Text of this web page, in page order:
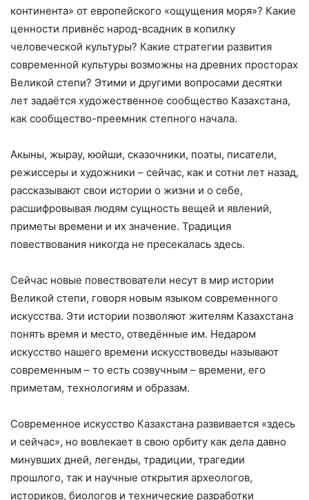
континента» от европейского «ощущения моря»? Какие
ценности привнёс народ-всадник в копилку
человеческой культуры? Какие стратегии развития
современной культуры возможны на древних просторах
Великой степи? Этими и другими вопросами десятки
лет задаётся художественное сообщество Казахстана,
как сообщество-преемник степного начала.
Акыны, жырау, кюйши, сказочники, поэты, писатели,
режиссеры и художники – сейчас, как и сотни лет назад,
рассказывают свои истории о жизни и о себе,
расшифровывая людям сущность вещей и явлений,
приметы времени и их значение. Традиция
повествования никогда не пресекалась здесь.
Сейчас новые повествователи несут в мир истории
Великой степи, говоря новым языком современного
искусства. Эти истории позволяют жителям Казахстана
понять время и место, отведённые им. Недаром
искусство нашего времени искусствоведы называют
современным – то есть созвучным – времени, его
приметам, технологиям и образам.
Современное искусство Казахстана развивается «здесь
и сейчас», но вовлекает в свою орбиту как дела давно
минувших дней, легенды, традиции, трагедии
прошлого, так и научные открытия археологов,
историков, биологов и технические разработки